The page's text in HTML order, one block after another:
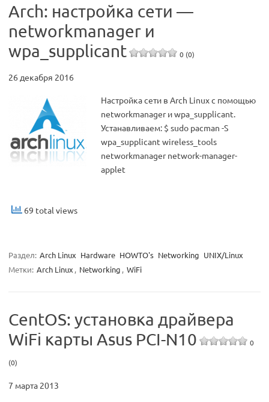
Arch: настройка сети —
networkmanager и
wpa_supplicant
0 (0)
26 декабря 2016
Настройка сети в Arch Linux с помощью
networkmanager и wpa_supplicant.
Устанавливаем: $ sudo pacman -S
wpa_supplicant wireless_tools
networkmanager network-manager-
applet
69 total views
Раздел: Arch Linux Hardware HOWTO's Networking UNIX/Linux
Метки: Arch Linux , Networking , WiFi
CentOS: установка драйвера
WiFi карты Asus PCI-N10
0
(0)
7 марта 2013